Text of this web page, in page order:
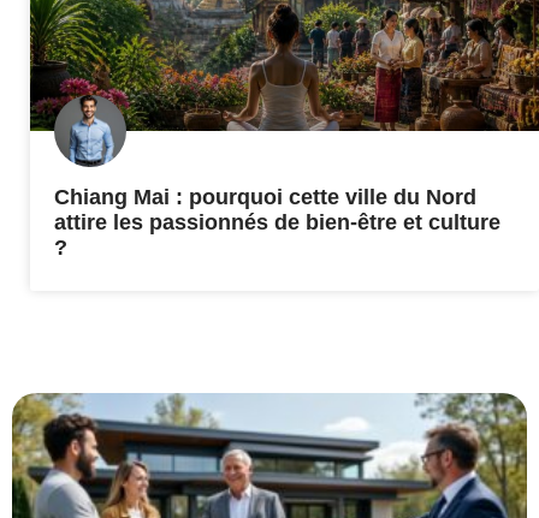
Chiang Mai : pourquoi cette ville du Nord
attire les passionnés de bien-être et culture
?